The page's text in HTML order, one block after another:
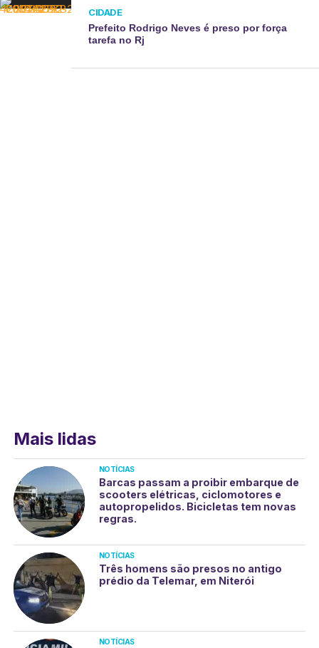
CIDADE
Prefeito Rodrigo Neves é preso por força
tarefa no Rj
Mais lidas
NOTÍCIAS
Barcas passam a proibir embarque de
scooters elétricas, ciclomotores e
autopropelidos. Bicicletas tem novas
regras.
NOTÍCIAS
Três homens são presos no antigo
prédio da Telemar, em Niterói
NOTÍCIAS